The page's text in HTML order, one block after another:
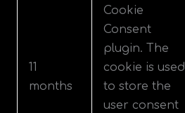
11
months
Cookie
Consent
plugin. The
cookie is used
to store the
user consent